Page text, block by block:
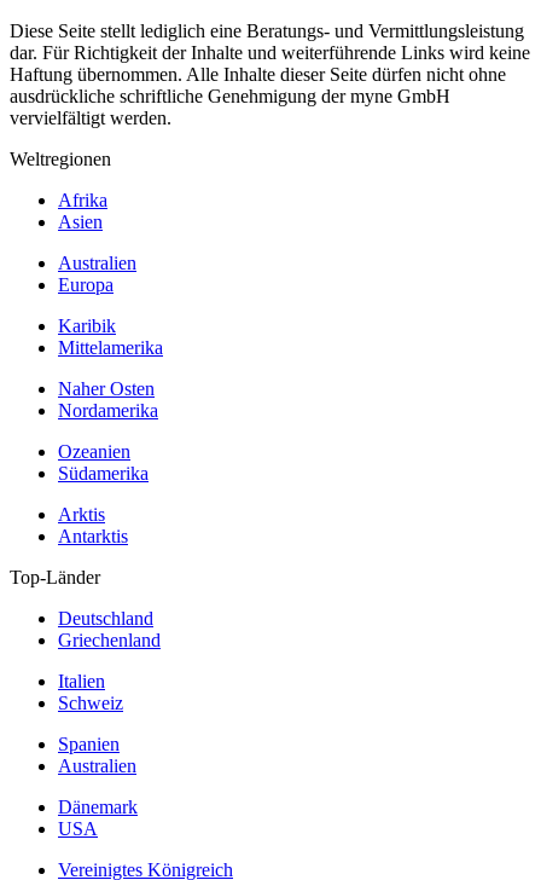
Diese Seite stellt lediglich eine Beratungs- und Vermittlungsleistung
dar. Für Richtigkeit der Inhalte und weiterführende Links wird keine
Haftung übernommen. Alle Inhalte dieser Seite dürfen nicht ohne
ausdrückliche schriftliche Genehmigung der myne GmbH
vervielfältigt werden.
Weltregionen
Afrika
Asien
Australien
Europa
Karibik
Mittelamerika
Naher Osten
Nordamerika
Ozeanien
Südamerika
Arktis
Antarktis
Top-Länder
Deutschland
Griechenland
Italien
Schweiz
Spanien
Australien
Dänemark
USA
Vereinigtes Königreich